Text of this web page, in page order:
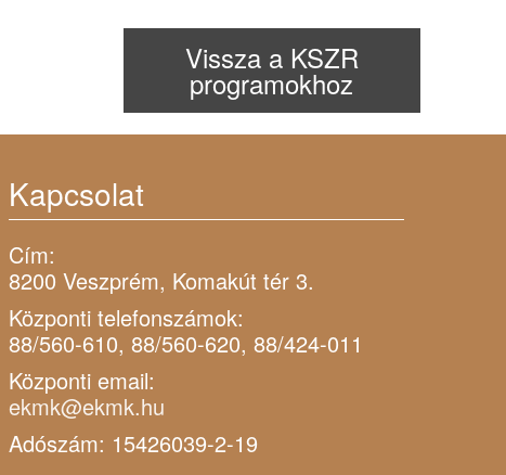
Vissza a KSZR
programokhoz
Kapcsolat
Cím:
8200 Veszprém, Komakút tér 3.
Központi telefonszámok:
88/560-610, 88/560-620, 88/424-011
Központi email:
ekmk@ekmk.hu
Adószám: 15426039-2-19